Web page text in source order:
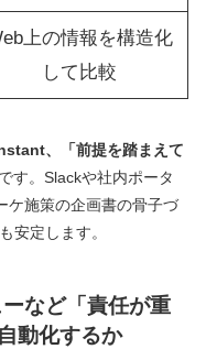
上の情報を構造化
して比較
、「前提を踏まえて
す。Slackや社内ポータ
ケ施策の企画書の骨子づ
安定します。
など「責任が重
動化するか